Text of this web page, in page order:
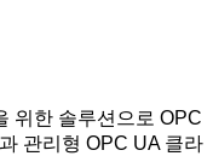
위한 솔루션으로 OPC
관리형 OPC UA 클라